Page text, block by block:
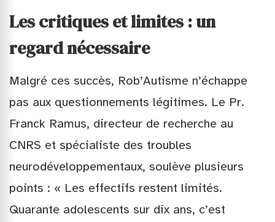
Les critiques et limites : un
regard nécessaire
Malgré ces succès, Rob’Autisme n’échappe
pas aux questionnements légitimes. Le Pr.
Franck Ramus, directeur de recherche au
CNRS et spécialiste des troubles
neurodéveloppementaux, soulève plusieurs
points : « Les effectifs restent limités.
Quarante adolescents sur dix ans, c’est